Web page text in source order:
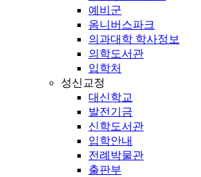
예비군
옴니버스파크
의과대학 학사정보
의학도서관
입학처
성신교정
대신학교
발전기금
신학도서관
입학안내
전례박물관
출판부